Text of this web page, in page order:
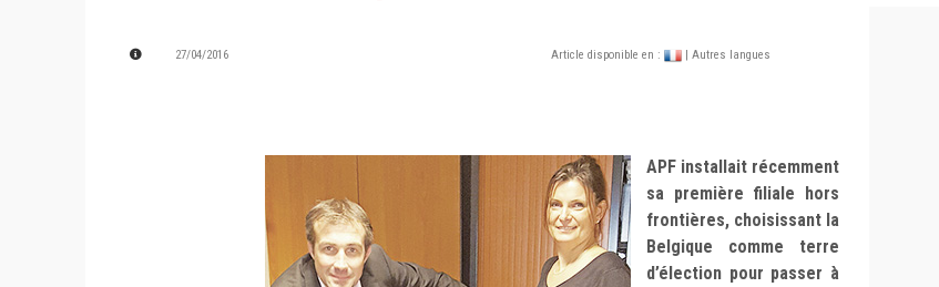
27/04/2016 Article disponible en : | Autres langues
APF installait récemment
sa première filiale hors
frontières, choisissant la
Belgique comme terre
d’élection pour passer à